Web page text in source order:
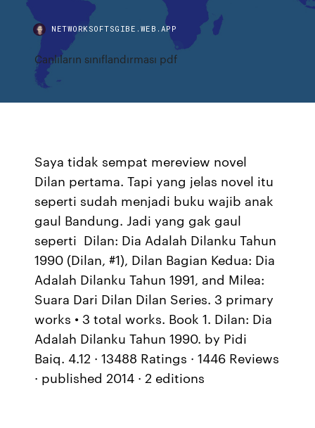
NETWORKSOFTSGIBE.WEB.APP
Canlıların sınıflandırması pdf
Saya tidak sempat mereview novel
Dilan pertama. Tapi yang jelas novel itu
seperti sudah menjadi buku wajib anak
gaul Bandung. Jadi yang gak gaul
seperti Dilan: Dia Adalah Dilanku Tahun
1990 (Dilan, #1), Dilan Bagian Kedua: Dia
Adalah Dilanku Tahun 1991, and Milea:
Suara Dari Dilan Dilan Series. 3 primary
works • 3 total works. Book 1. Dilan: Dia
Adalah Dilanku Tahun 1990. by Pidi
Baiq. 4.12 · 13488 Ratings · 1446 Reviews
· published 2014 · 2 editions